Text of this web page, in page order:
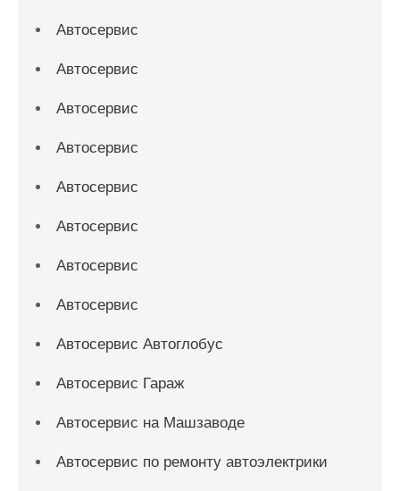
Автосервис
Автосервис
Автосервис
Автосервис
Автосервис
Автосервис
Автосервис
Автосервис
Автосервис Автоглобус
Автосервис Гараж
Автосервис на Машзаводе
Автосервис по ремонту автоэлектрики